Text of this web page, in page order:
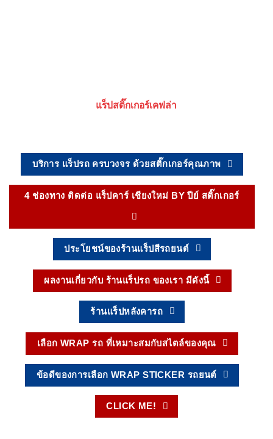
แร็ปสติ๊กเกอร์เคฟล่า
บริการ แร็ปรถ ครบวงจร ด้วยสติ๊กเกอร์คุณภาพ
4 ช่องทาง ติดต่อ แร็ปคาร์ เชียงใหม่ BY ปีย์ สติ๊กเกอร์
ประโยชน์ของร้านแร็ปสีรถยนต์
ผลงานเกี่ยวกับ ร้านแร็ปรถ ของเรา มีดังนี้
ร้านแร็ปหลังคารถ
เลือก WRAP รถ ที่เหมาะสมกับสไตล์ของคุณ
ข้อดีของการเลือก WRAP STICKER รถยนต์
CLICK ME!